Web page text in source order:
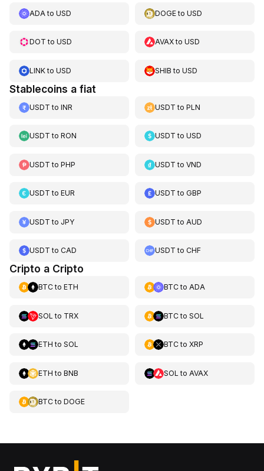
ADA to USD DOGEtoUSD
DOT to USD AVAXtoUSD
LINKto USD SHIB toUSD
Stablecoins a fiat
USDT to INR USDT toPLN
USDT to RON USDT toUSD
USDT to PHP USDT toVND
USDT to EUR USDT toGBP
USDT to JPY USDT to AUD
USDT to CAD USDT toCHF
Cripto a Cripto
BTCto ETH BTCto ADA
SOL to TRX BTCto SOL
ETH to SOL BTCto XRP
ETH to BNB SOL to AVAX
BTCto DOGE